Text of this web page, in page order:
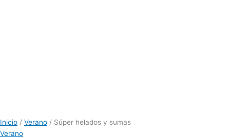
Inicio / Verano / Súper helados y sumas
Verano